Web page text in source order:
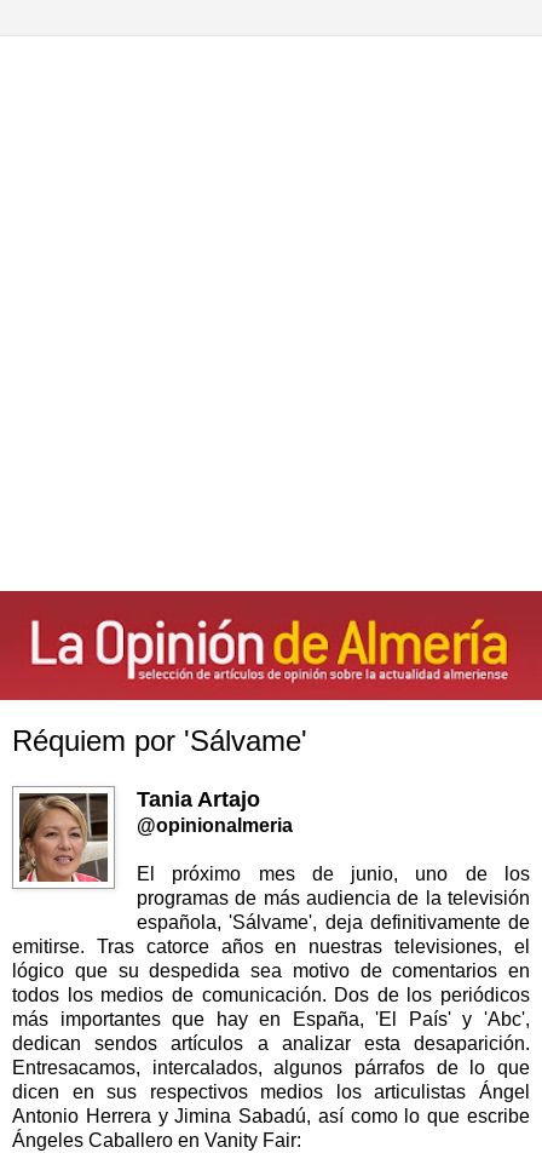
Réquiem por 'Sálvame'
Tania Artajo
@opinionalmeria
El próximo mes de junio, uno de los
programas de más audiencia de la televisión
española, 'Sálvame', deja definitivamente de
emitirse. Tras catorce años en nuestras televisiones, el
lógico que su despedida sea motivo de comentarios en
todos los medios de comunicación. Dos de los periódicos
más importantes que hay en España, 'El País' y 'Abc',
dedican sendos artículos a analizar esta desaparición.
Entresacamos, intercalados, algunos párrafos de lo que
dicen en sus respectivos medios los articulistas Ángel
Antonio Herrera y Jimina Sabadú, así como lo que escribe
Ángeles Caballero en Vanity Fair: